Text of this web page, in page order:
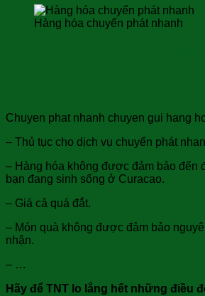
Hàng hóa chuyển phát nhanh
Chuyen phat nhanh chuyen gui hang
– Thủ tục cho dịch vụ chuyển phát
– Hàng hóa không được đảm bảo đến
bạn đang sinh sống ở Curacao.
– Giá cả quá đắt.
– Món quà không được đảm bảo
nhận.
– …
Hãy để TNT lo lắng hết những điều